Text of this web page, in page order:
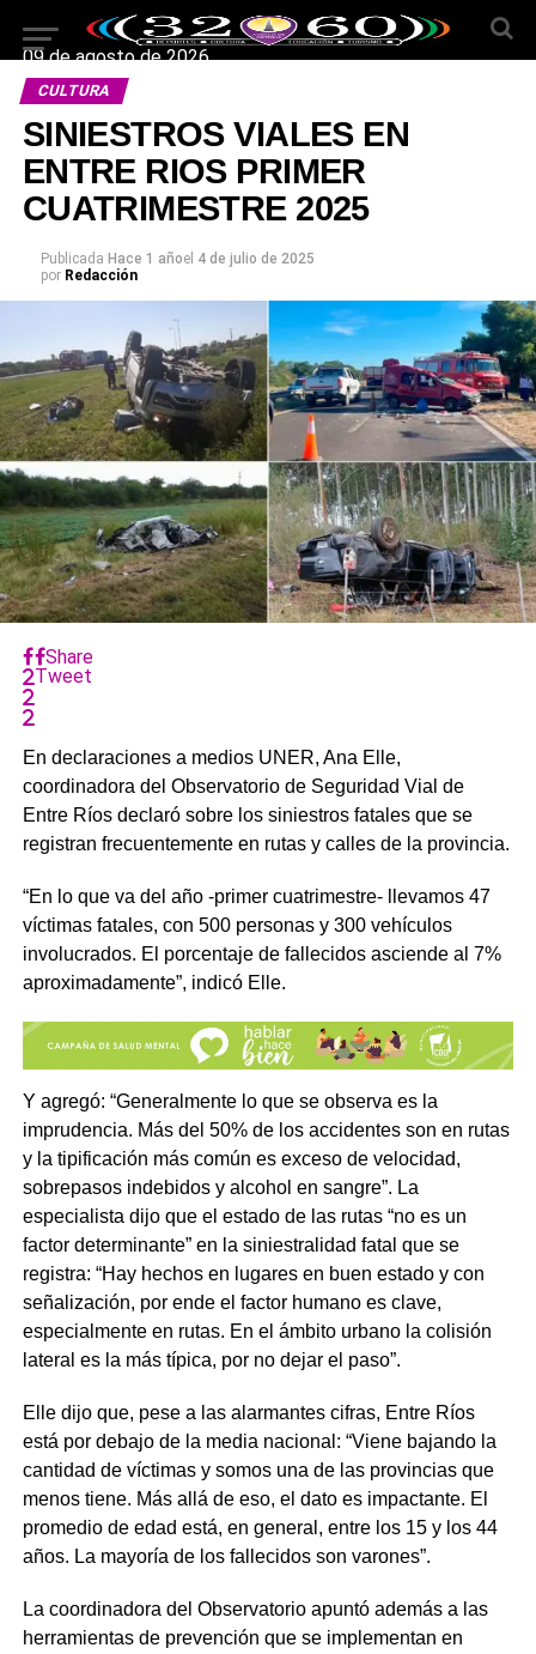
09 de agosto de 2026
CULTURA
SINIESTROS VIALES EN
ENTRE RIOS PRIMER
CUATRIMESTRE 2025
Publicada Hace 1 añoel 4 de julio de 2025
por Redacción
Share
Tweet
En declaraciones a medios UNER, Ana Elle,
coordinadora del Observatorio de Seguridad Vial de
Entre Ríos declaró sobre los siniestros fatales que se
registran frecuentemente en rutas y calles de la provincia.
“En lo que va del año -primer cuatrimestre- llevamos 47
víctimas fatales, con 500 personas y 300 vehículos
involucrados. El porcentaje de fallecidos asciende al 7%
aproximadamente”, indicó Elle.
Y agregó: “Generalmente lo que se observa es la
imprudencia. Más del 50% de los accidentes son en rutas
y la tipificación más común es exceso de velocidad,
sobrepasos indebidos y alcohol en sangre”. La
especialista dijo que el estado de las rutas “no es un
factor determinante” en la siniestralidad fatal que se
registra: “Hay hechos en lugares en buen estado y con
señalización, por ende el factor humano es clave,
especialmente en rutas. En el ámbito urbano la colisión
lateral es la más típica, por no dejar el paso”.
Elle dijo que, pese a las alarmantes cifras, Entre Ríos
está por debajo de la media nacional: “Viene bajando la
cantidad de víctimas y somos una de las provincias que
menos tiene. Más allá de eso, el dato es impactante. El
promedio de edad está, en general, entre los 15 y los 44
años. La mayoría de los fallecidos son varones”.
La coordinadora del Observatorio apuntó además a las
herramientas de prevención que se implementan en